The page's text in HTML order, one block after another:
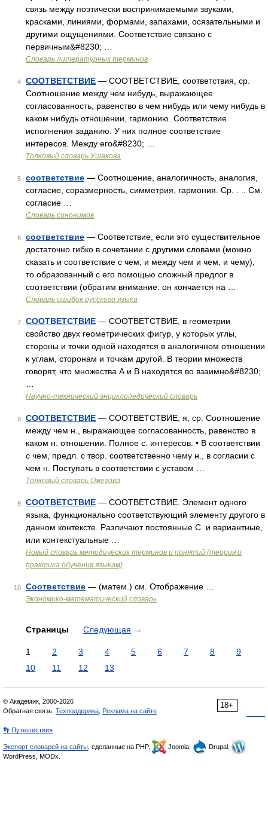
связь между поэтически воспринимаемыми звуками,
красками, линиями, формами, запахами, осязательными и
другими ощущениями. Соответствие связано с
первичным&#8230; …
Словарь литературных терминов
4 СООТВЕТСТВИЕ — СООТВЕТСТВИЕ, соответствия, ср.
Соотношение между чем нибудь, выражающее
согласованность, равенство в чем нибудь или чему нибудь в
каком нибудь отношении, гармонию. Соответствие
исполнения заданию. У них полное соответствие
интересов. Между его&#8230; …
Толковый словарь Ушакова
5 соответствие — Соотношение, аналогичность, аналогия,
согласие, соразмерность, симметрия, гармония. Ср. . .. См.
согласие …
Словарь синонимов
6 соответствие — Соответствие, если это существительное
достаточно гибко в сочетании с другими словами (можно
сказать и соответствие с чем, и между чем и чем, и чему),
то образованный с его помощью сложный предлог в
соответствии (обратим внимание: он кончается на …
Словарь ошибок русского языка
7 СООТВЕТСТВИЕ — СООТВЕТСТВИЕ, в геометрии
свойство двух геометрических фигур, у которых углы,
стороны и точки одной находятся в аналогичном отношении
к углам, сторонам и точкам другой. В теории множеств
говорят, что множества А и В находятся во взаимно&#8230;
Научно-технический энциклопедический словарь
8 СООТВЕТСТВИЕ — СООТВЕТСТВИЕ, я, ср. Соотношение
между чем н., выражающее согласованность, равенство в
каком н. отношении. Полное с. интересов. • В соответствии
с чем, предл. с твор. соответственно чему н., в согласии с
чем н. Поступать в соответствии с уставом …
Толковый словарь Ожегова
9 СООТВЕТСТВИЕ — СООТВЕТСТВИЕ. Элемент одного
языка, функционально соответствующий элементу другого в
данном контексте. Различают постоянные С. и вариантные,
или контекстуальные …
Новый словарь методических терминов и понятий (теория и
практика обучения языкам)
10 Соответствие — (матем.) см. Отображение …
Экономико-математический словарь
Страницы Следующая →
1 2 3 4 5 6 7 8
9
10
11 12 13
18+
© Академик, 2000-2026
Обратная связь: Техподдержка Реклама на сайте
👣 Путешествия
Экспорт словарей на сайты , сделанные на PHP, Joomla,
Drupal,
WordPress, MODx.